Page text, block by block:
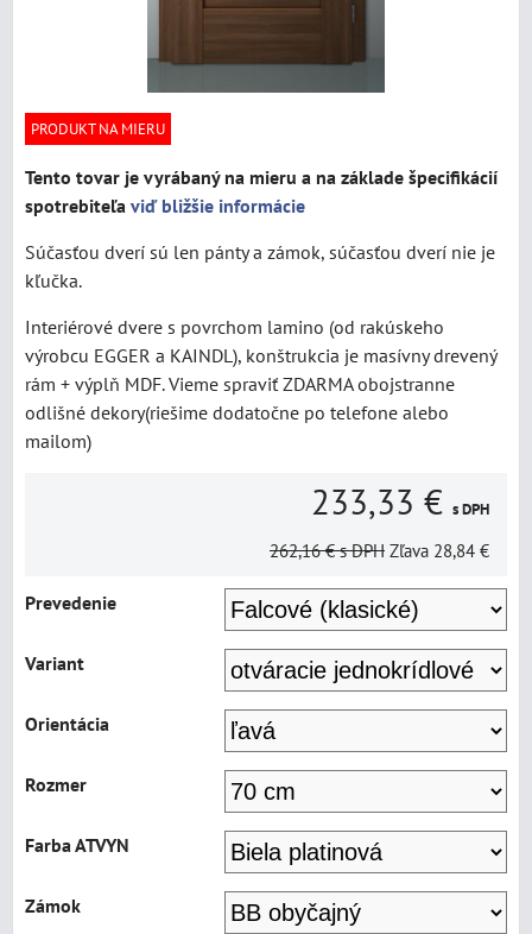
PRODUKT NA MIERU
Tento tovar je vyrábaný na mieru a na základe špecifikácií
spotrebiteľa viď bližšie informácie
Súčasťou dverí sú len pánty a zámok, súčasťou dverí nie je
kľučka.
Interiérové dvere s povrchom lamino (od rakúskeho
výrobcu EGGER a KAINDL), konštrukcia je masívny drevený
rám + výplň MDF. Vieme spraviť ZDARMA obojstranne
odlišné dekory(riešime dodatočne po telefone alebo
mailom)
233,33 € s DPH
262,16 € s DPH Zľava 28,84 €
Prevedenie
Variant
Orientácia
Rozmer
Farba ATVYN
Zámok